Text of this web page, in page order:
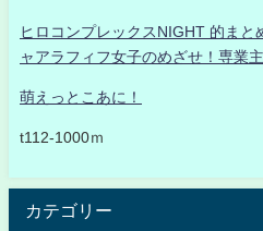
ヒロコンプレックスNIGHT 的まと
ャアラフィフ女子のめざせ！専業
萌えっとこあに！
t112-1000ｍ
カテゴリー